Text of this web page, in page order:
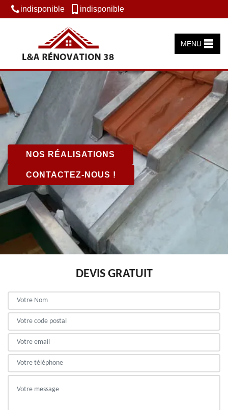
indisponible indisponible
MENU
NOS RÉALISATIONS
CONTACTEZ-NOUS !
DEVIS GRATUIT